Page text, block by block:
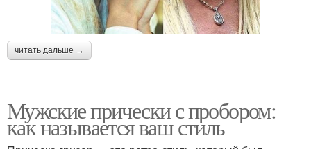
читать дальше →
Мужские прически с пробором:
как называется ваш стиль